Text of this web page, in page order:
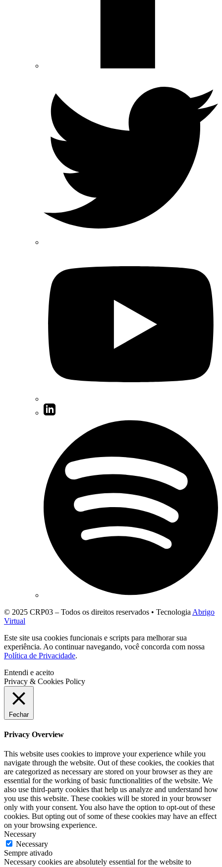
© 2025 CRP03 – Todos os direitos reservados • Tecnologia Abrigo
Virtual
Este site usa cookies funcionais e scripts para melhorar sua
experiência. Ao continuar navegando, você concorda com nossa
Política de Privacidade.
Entendi e aceito
Privacy & Cookies Policy
Fechar
Privacy Overview
This website uses cookies to improve your experience while you
navigate through the website. Out of these cookies, the cookies that
are categorized as necessary are stored on your browser as they are
essential for the working of basic functionalities of the website. We
also use third-party cookies that help us analyze and understand how
you use this website. These cookies will be stored in your browser
only with your consent. You also have the option to opt-out of these
cookies. But opting out of some of these cookies may have an effect
on your browsing experience.
Necessary
Necessary
Sempre ativado
Necessary cookies are absolutely essential for the website to